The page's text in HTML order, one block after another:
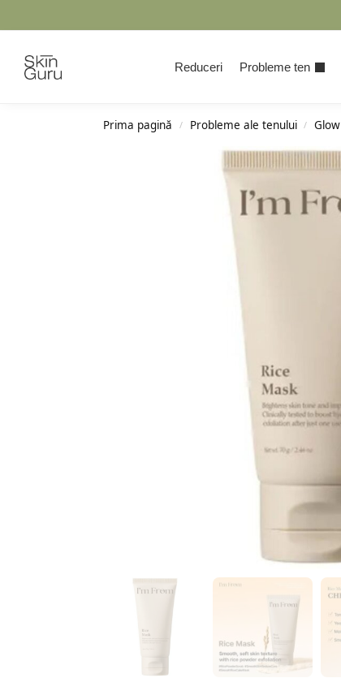
Reduceri Probleme ten
Prima pagină / Probleme ale tenului / Glow